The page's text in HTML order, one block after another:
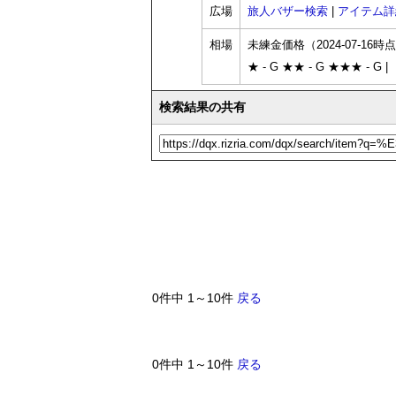
広場 旅人バザー検索 アイテム
相場
未練金価格（2024-07-16時
★ - G ★★ - G ★★★ - G |
検索結果の共有
0件中 1～10件 戻る
0件中 1～10件 戻る